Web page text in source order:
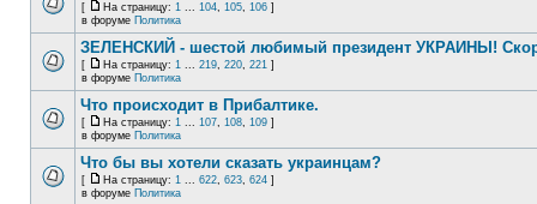
[ На страницу: 1 ... 104, 105, 106 ]
в форуме Политика
ЗЕЛЕНСКИЙ - шестой любимый президент УКРАИНЫ!
[ На страницу: 1 ... 219, 220, 221 ]
в форуме Политика
Что происходит в Прибалтике.
[ На страницу: 1 ... 107, 108, 109 ]
в форуме Политика
Что бы вы хотели сказать украинцам?
[ На страницу: 1 ... 622, 623, 624 ]
в форуме Политика